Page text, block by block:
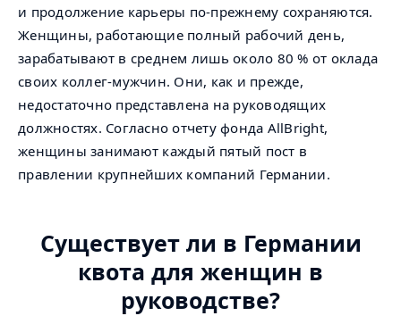
и продолжение карьеры по-прежнему сохраняются.
Женщины, работающие полный рабочий день,
зарабатывают в среднем лишь около 80 % от оклада
своих коллег-мужчин. Они, как и прежде,
недостаточно представлена на руководящих
должностях. Согласно отчету фонда AllBright,
женщины занимают каждый пятый пост в
правлении крупнейших компаний Германии.
Существует ли в Германии
квота для женщин в
руководстве?